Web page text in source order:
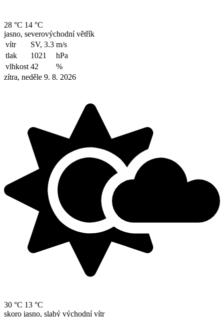
28 °C 14 °C
jasno, severovýchodní větřík
vítr
SV, 3.3 m/s
tlak
1021
hPa
vlhkost 42
%
zítra, neděle 9. 8. 2026
30 °C 13 °C
skoro jasno, slabý východní vítr